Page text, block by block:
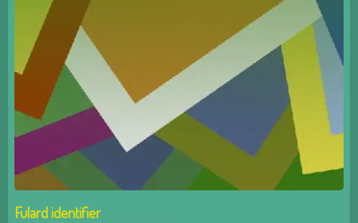
Fulard identifier